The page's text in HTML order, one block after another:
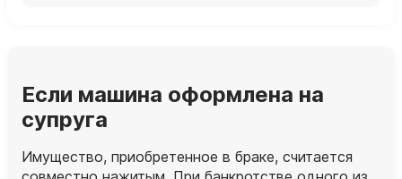
Если машина оформлена на
супруга
Имущество, приобретенное в браке, считается